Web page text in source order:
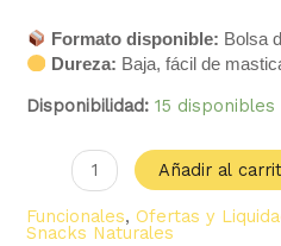
Formato disponible: Bolsa
Dureza: Baja, fácil de
Disponibilidad: 15 disponibles
Añadir al
Funcionales, Ofertas y
Snacks Naturales